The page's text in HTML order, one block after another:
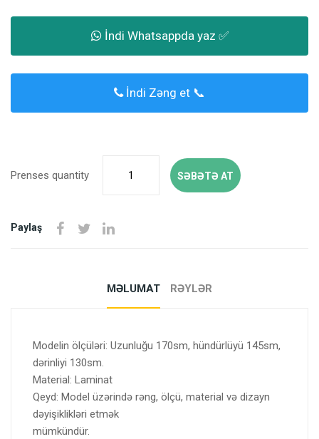
İndi Whatsappda yaz ✅
İndi Zəng et 📞
Prenses quantity SƏBƏTƏ AT
Paylaş
MƏLUMAT RƏYLƏR
Modelin ölçüləri: Uzunluğu 170sm, hündürlüyü 145sm,
dərinliyi 130sm.
Material: Laminat
Qeyd: Model üzərində rəng, ölçü, material və dizayn
dəyişiklikləri etmək
mümkündür.